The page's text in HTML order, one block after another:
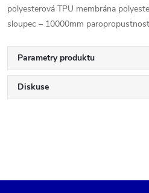
polyesterová TPU membrána
sloupec – 10000mm
Parametry produktu
Diskuse